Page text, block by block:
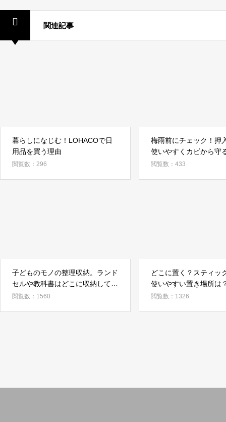
関連記事
暮らしになじむ！LOHACOで日
用品を買う理由
閲覧数：296
梅雨前にチェック！押
使いやすくカビから守
閲覧数：433
子どものモノの整理収納。ランド
セルや教科書はどこに収納してい
る？
閲覧数：1560
どこに置く？スティッ
使いやすい置き場所は
閲覧数：1326